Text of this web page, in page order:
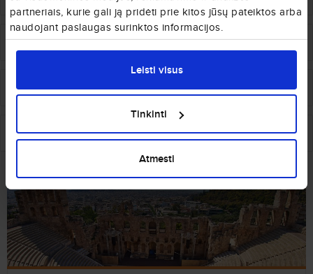
partneriais, kurie gali ją pridėti prie kitos jūsų pateiktos arba
naudojant paslaugas surinktos informacijos.
Leisti visus
Tinkinti
Atmesti
Jerevanas Rodo sala nuo € 85
Briuselis Rodo sala
Stavangeris Rodo sala nuo € 199
Kiti Graikijos miestai, kurie Jums gali patikti